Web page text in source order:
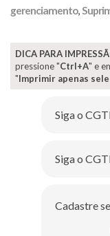
gerenciamento,
DICA PARA
pressione "Ctrl+A" e
"Imprimir apenas
Siga o
Siga o
Cadastre